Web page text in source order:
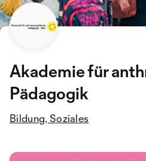
Akademie für
Pädagogik
Bildung, Soziales